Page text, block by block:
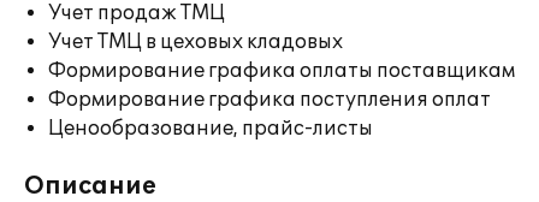
Учет продаж ТМЦ
Учет ТМЦ в цеховых кладовых
Формирование графика оплаты поставщикам
Формирование графика поступления оплат
Ценообразование, прайс-листы
Описание